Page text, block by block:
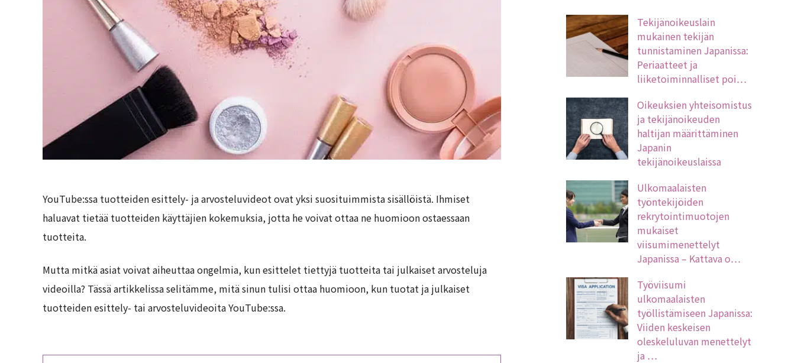
YouTube:ssa tuotteiden esittely- ja arvosteluvideot ovat yksi suosituimmista sisällöistä. Ihmiset
haluavat tietää tuotteiden käyttäjien kokemuksia, jotta he voivat ottaa ne huomioon ostaessaan
tuotteita.
Mutta mitkä asiat voivat aiheuttaa ongelmia, kun esittelet tiettyjä tuotteita tai julkaiset arvosteluja
videoilla? Tässä artikkelissa selitämme, mitä sinun tulisi ottaa huomioon, kun tuotat ja julkaiset
tuotteiden esittely- tai arvosteluvideoita YouTube:ssa.
Tekijänoikeuslain
mukainen tekijän
tunnistaminen Japanissa:
Periaatteet ja
liiketoiminnalliset poi…
Oikeuksien yhteisomistus
ja tekijänoikeuden
haltijan määrittäminen
Japanin
tekijänoikeuslaissa
Ulkomaalaisten
työntekijöiden
rekrytointimuotojen
mukaiset
viisumimenettelyt
Japanissa – Kattava o…
Työviisumi
ulkomaalaisten
työllistämiseen Japanissa:
Viiden keskeisen
oleskeluluvan menettelyt
ja …